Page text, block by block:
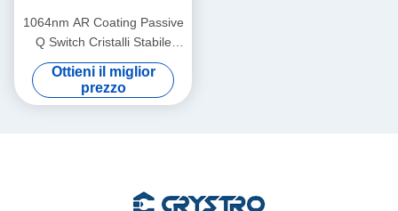
1064nm AR Coating Passive
Q Switch Cristalli Stabile
chimicamente
Ottieni il miglior
prezzo